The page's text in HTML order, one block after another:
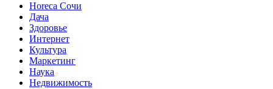
Horeca Сочи
Дача
Здоровье
Интернет
Культура
Маркетинг
Наука
Недвижимость